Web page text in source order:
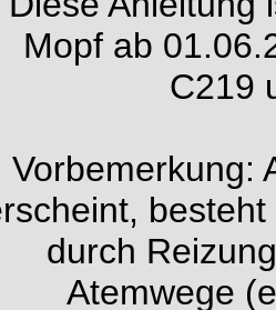
Mopf ab
C219
Vorbemerkung:
durch
Atemwege